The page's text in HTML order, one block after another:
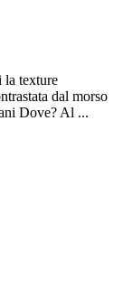
la texture
dal morso
Dove? Al ...